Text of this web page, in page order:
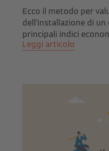
Ecco il metodo per
dell’installazione di
principali indici
Leggi articolo